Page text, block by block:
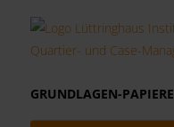
GRUNDLAGEN-PAPIERE